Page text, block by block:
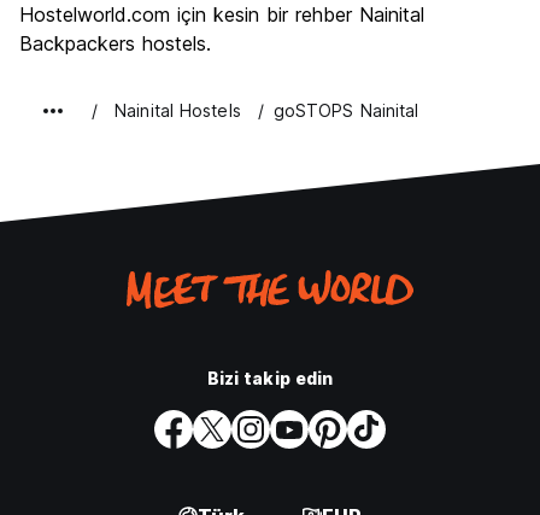
Hostelworld.com için kesin bir rehber Nainital
Backpackers hostels.
Nainital Hostels goSTOPS Nainital
Bizi takip edin